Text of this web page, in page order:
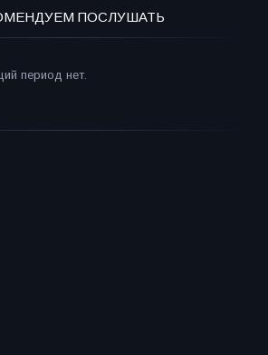
ПОСЛУШАТЬ
период нет.